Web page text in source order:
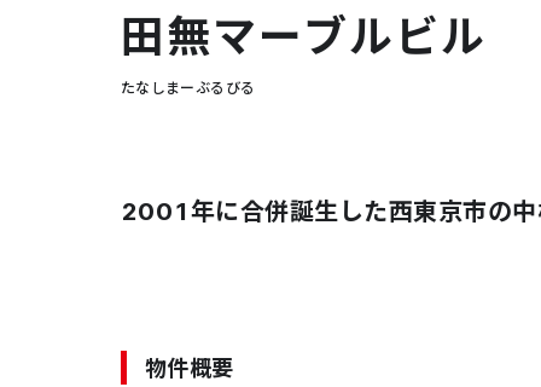
田無マーブルビル
たなしまーぶるびる
2001年に合併誕生した西東京市の
物件概要